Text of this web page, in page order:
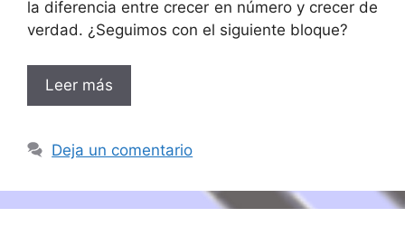
la diferencia entre crecer en número y crecer de
verdad. ¿Seguimos con el siguiente bloque?
Leer más
Deja un comentario